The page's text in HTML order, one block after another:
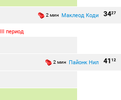
3427
2 мин Маклеод Коди
III период
41 12
2 мин Пайонк Нил